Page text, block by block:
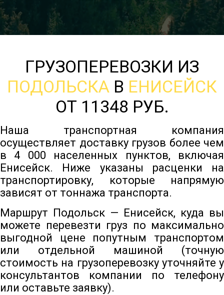
ГРУЗОПЕРЕВОЗКИ ИЗ
ПОДОЛЬСКА В ЕНИСЕЙСК
ОТ 11348 РУБ.
Наша транспортная компания
осуществляет доставку грузов более чем
в 4 000 населенных пунктов, включая
Енисейск. Ниже указаны расценки на
транспортировку, которые напрямую
зависят от тоннажа транспорта.
Маршрут Подольск — Енисейск, куда вы
можете перевезти груз по максимально
выгодной цене попутным транспортом
или отдельной машиной (точную
стоимость на грузоперевозку уточняйте у
консультантов компании по телефону
или оставьте заявку).